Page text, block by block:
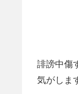
誹謗中傷
気がしま